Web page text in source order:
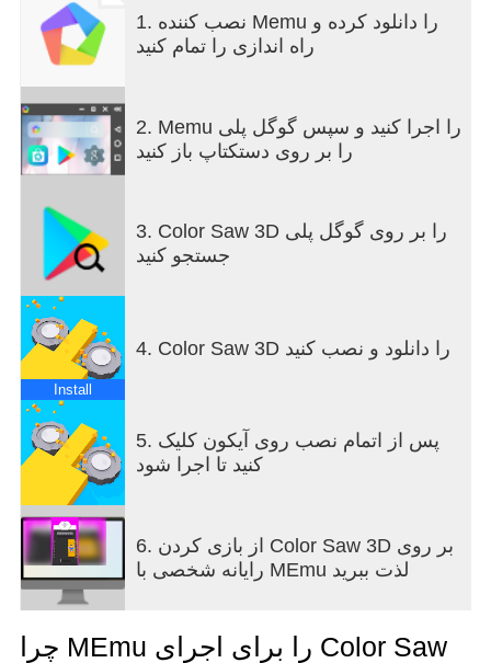
1. نصب کننده Memu را دانلود کرده و
راه اندازی را تمام کنید
2. Memu را اجرا کنید و سپس گوگل پلی
را بر روی دستکتاپ باز کنید
3. Color Saw 3D را بر روی گوگل پلی
جستجو کنید
Install
4. Color Saw 3D را دانلود و نصب کنید
5. پس از اتمام نصب روی آیکون کلیک
کنید تا اجرا شود
6. از بازی کردن Color Saw 3D بر روی
رایانه شخصی با MEmu لذت ببرید
چرا MEmu را برای اجرای Color Saw